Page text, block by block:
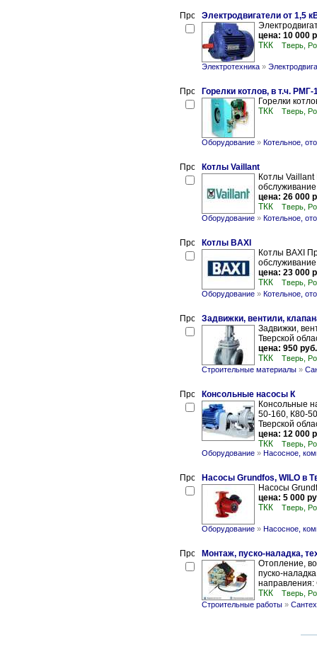
Электродвигатели от 1,5
цена: 10 000
ТКК
Тверь,
Электротехника »
Горелки котлов, в т.ч. РМГ-
Горелки
ТКК
Тверь,
Оборудование » Котельное,
Котлы Vaillant
Котлы Vaillant
обслуживание
цена: 26 000
ТКК
Тверь,
Оборудование » Котельное,
Котлы BAXI
Котлы BAXI
обслуживание
цена: 23 000
ТКК
Тверь,
Оборудование » Котельное,
Задвижки, вентили,
Задвижки,
Тверской
цена: 950 руб.
ТКК
Тверь,
Строительные материалы »
Консольные насосы К
Консольные
50-160, К80-
Тверской
цена: 12 000
ТКК
Тверь,
Оборудование » Насосное,
Насосы Grundfos, WILO в
Насосы
цена: 5 000
ТКК
Тверь,
Оборудование » Насосное,
Монтаж, пуско-наладка,
Отопление,
пуско-
ТКК
Тверь,
Строительные работы »